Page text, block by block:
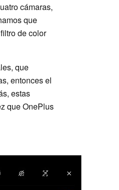
cámaras,
que
de color
que
entonces el
estas
que OnePlus